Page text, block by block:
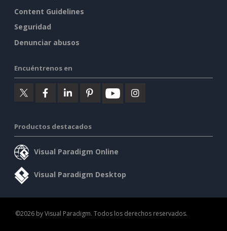
Content Guidelines
Seguridad
Denunciar abusos
Encuéntrenos en
Productos destacados
Visual Paradigm Online
Visual Paradigm Desktop
©2026 by Visual Paradigm. Todos los derechos reservados.